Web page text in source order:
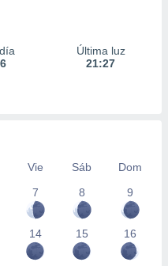
Última luz
21:27
Vie Sáb
Dom
7 8 9
14 15 16